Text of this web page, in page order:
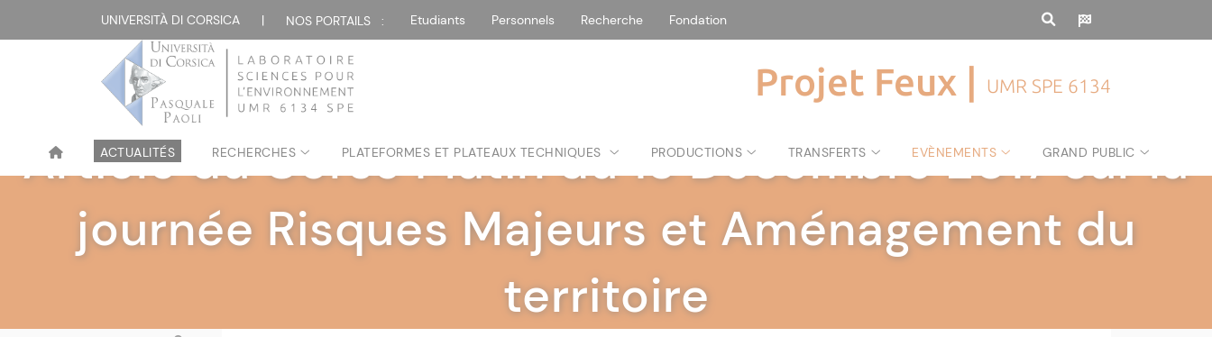
UNIVERSITÀ DI CORSICA | NOS PORTAILS : Etudiants Personnels Recherche Fondation
Projet Feux | UMR SPE 6134
ACTUALITÉS RECHERCHES PLATEFORMES ET PLATEAUX TECHNIQUES PRODUCTIONS TRANSFERTS EVÈNEMENTS GRAND PUBLIC
Article du Corse Matin du 13 Décembre 2017 sur la
journée Risques Majeurs et Aménagement du
territoire